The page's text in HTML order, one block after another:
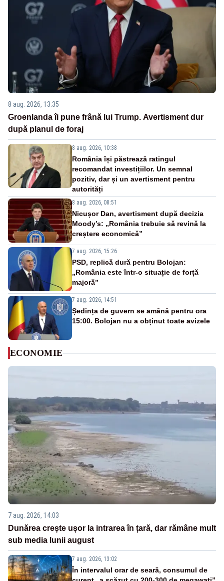
8 aug. 2026, 13:35
Groenlanda îi pune frână lui Trump. Avertisment dur
după planul de foraj
8 aug. 2026, 10:38
România își păstrează ratingul
recomandat investițiilor. Un semnal
pozitiv, dar și un avertisment pentru
autorități
8 aug. 2026, 08:51
Nicușor Dan, avertisment după decizia
Moody’s: „România trebuie să revină la
creștere economică”
7 aug. 2026, 15:26
PSD, replică dură pentru Bolojan:
„România este într-o situație de forță
majoră”
7 aug. 2026, 14:51
Ședința de guvern se amână pentru ora
15:00. Bolojan nu a obținut toate avizele
ECONOMIE
7 aug. 2026, 14:03
Dunărea crește ușor la intrarea în țară, dar rămâne mult
sub media lunii august
7 aug. 2026, 13:02
În intervalul orar de seară, consumul de